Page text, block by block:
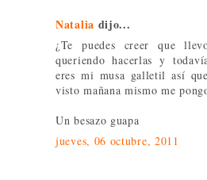
Natalia dijo...
¿Te puedes creer que
queriendo hacerlas y
eres mi musa galletil así
visto mañana mismo me
Un besazo guapa
jueves, 06 octubre, 2011